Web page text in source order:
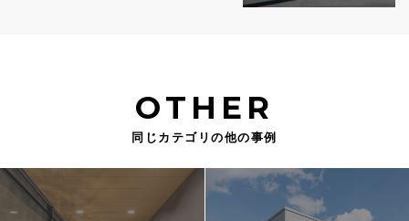
OTHER
同じカテゴリの他の事例